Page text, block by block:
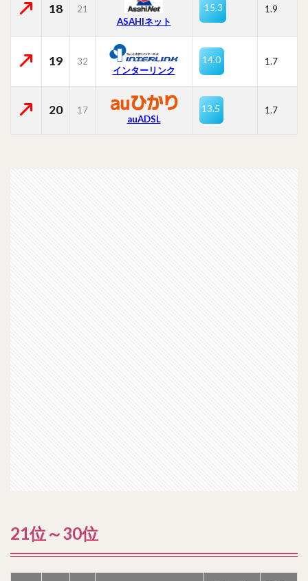
18
21
ASAHIネット
15.3 1.9
19
32
インターリンク
14.0 1.7
20
17
auADSL
13.5 1.7
21位～30位